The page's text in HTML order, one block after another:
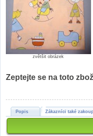
zvětšit obrázek
Zeptejte se na toto
Popis Zákazníci také